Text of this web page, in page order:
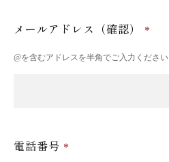
メールアドレス（確認）
@を含むアドレスを半角でご入力ください
電話番号